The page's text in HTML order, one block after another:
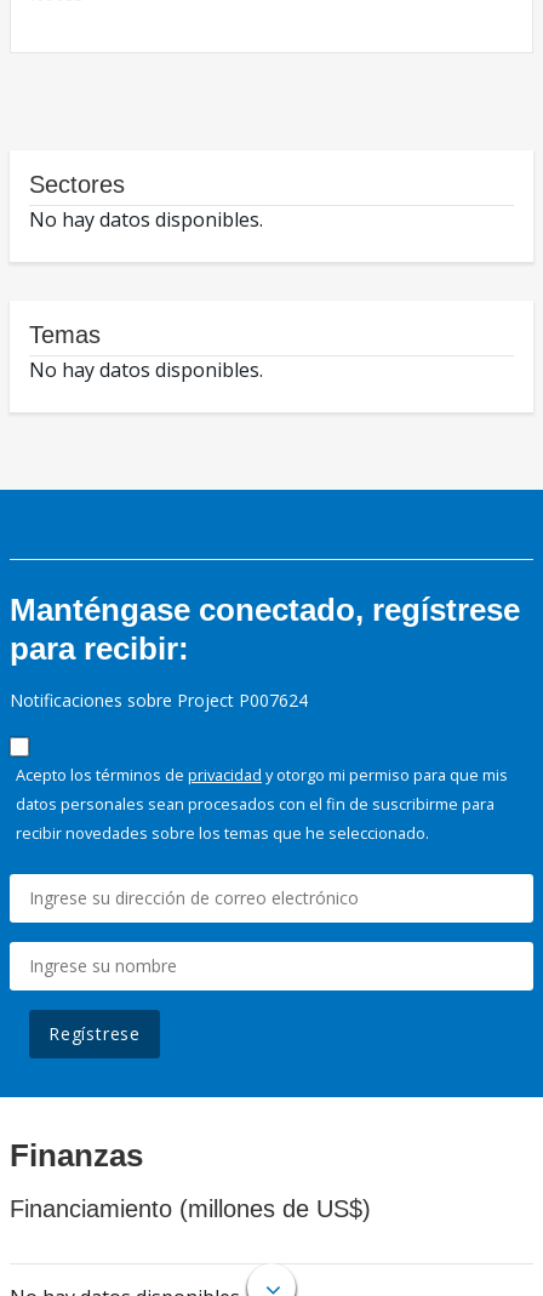
Sectores
No hay datos disponibles.
Temas
No hay datos disponibles.
Manténgase conectado, regístrese
para recibir:
Notificaciones sobre Project P007624
Acepto los términos de privacidad y otorgo mi permiso para que mis
datos personales sean procesados con el fin de suscribirme para
recibir novedades sobre los temas que he seleccionado.
Regístrese
Finanzas
Financiamiento (millones de US$)